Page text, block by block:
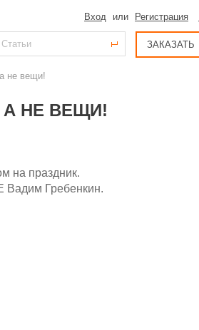
Вход или Регистрация
ЗАКАЗАТЬ
не вещи!
НЕ ВЕЩИ!
на праздник.
Вадим Гребенкин.